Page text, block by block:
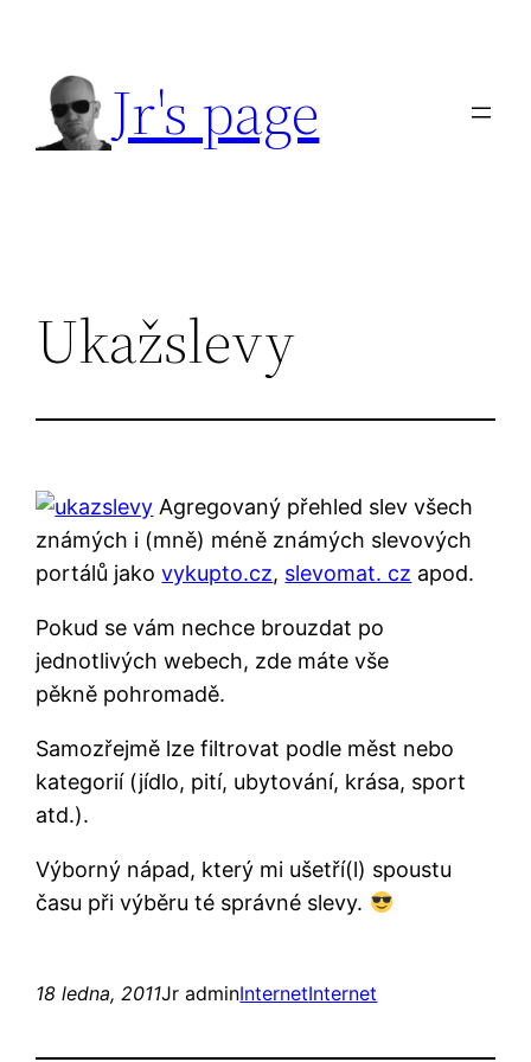
obsah
Jr's page
Ukažslevy
Agregovaný přehled slev všech
známých i (mně) méně známých slevových
portálů jakovykupto.cz, slevomat. cz apod.
Pokud se vám nechce brouzdat po
jednotlivých webech, zde máte vše
pěkně pohromadě.
Samozřejmě lze filtrovat podle měst nebo
kategorií (jídlo, pití, ubytování, krása, sport
atd.).
Výborný nápad, který mi ušetří(l) spoustu
času při výběru té správné slevy.
18 ledna, 2011Jr adminInternetInternet